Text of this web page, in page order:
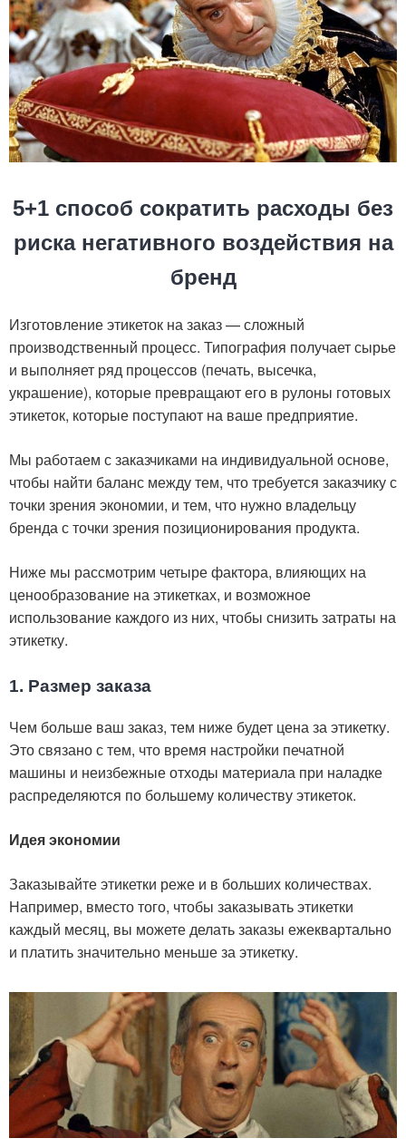
5+1 способ сократить расходы без
риска негативного воздействия на
бренд
Изготовление этикеток на заказ — сложный
производственный процесс. Типография получает сырье
и выполняет ряд процессов (печать, высечка,
украшение), которые превращают его в рулоны готовых
этикеток, которые поступают на ваше предприятие.
Мы работаем с заказчиками на индивидуальной основе,
чтобы найти баланс между тем, что требуется заказчику с
точки зрения экономии, и тем, что нужно владельцу
бренда с точки зрения позиционирования продукта.
Ниже мы рассмотрим четыре фактора, влияющих на
ценообразование на этикетках, и возможное
использование каждого из них, чтобы снизить затраты на
этикетку.
1. Размер заказа
Чем больше ваш заказ, тем ниже будет цена за этикетку.
Это связано с тем, что время настройки печатной
машины и неизбежные отходы материала при наладке
распределяются по большему количеству этикеток.
Идея экономии
Заказывайте этикетки реже и в больших количествах.
Например, вместо того, чтобы заказывать этикетки
каждый месяц, вы можете делать заказы ежеквартально
и платить значительно меньше за этикетку.